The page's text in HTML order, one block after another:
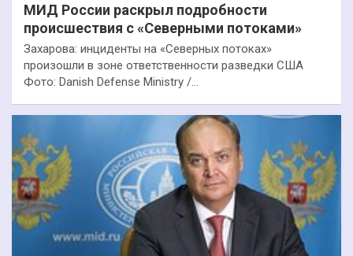
МИД России раскрыл подробности
происшествия с «Северными потоками»
Захарова: инциденты на «Северных потоках»
произошли в зоне ответственности разведки США
Фото: Danish Defense Ministry /…